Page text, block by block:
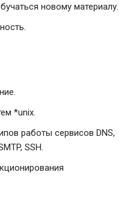
новому материалу.
*unix.
работы сервисов DNS,
SSH.